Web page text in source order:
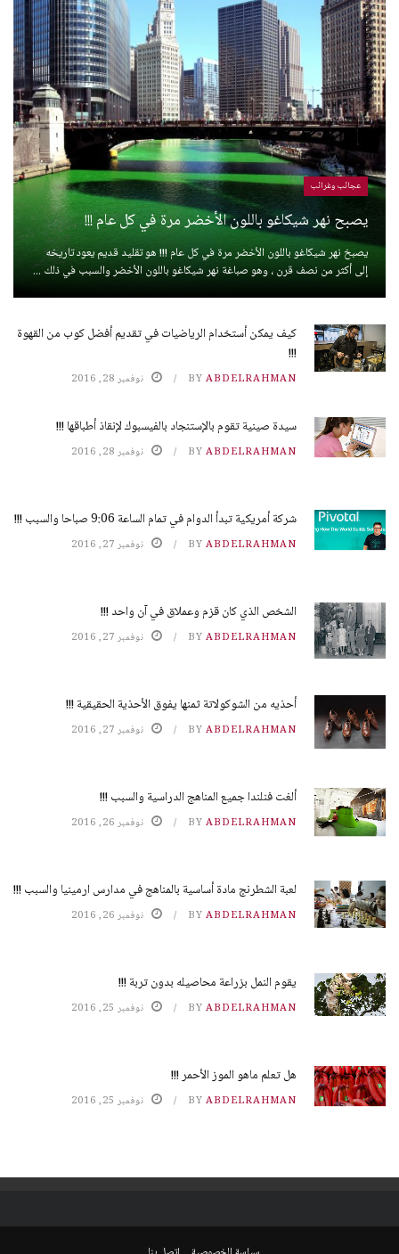
عجائب وغرائب
يصبح نهر شيكاغو باللون الأخضر مرة في كل عام !!!
يصبخ نهر شيكاغو باللون الأخضر مرة في كل عام !!! هو تقليد قديم يعود تاريخه
إلى أكثر من نصف قرن ، وهو صباغة نهر شيكاغو باللون الأخضر والسبب في ذلك ...
كيف يمكن أستخدام الرياضيات في تقديم أفضل كوب من القهوة
!!!
BY ABDELRAHMAN نوفمبر 28, 2016
سيدة صينية تقوم بالإستنجاد بالفيسبوك لإنقاذ أطباقها !!!
BY ABDELRAHMAN نوفمبر 28, 2016
شركة أمريكية تبدأ الدوام في تمام الساعة 9:06 صباحا والسبب !!!
BY ABDELRAHMAN نوفمبر 27, 2016
الشخص الذي كان قزم وعملاق في آن واحد !!!
BY ABDELRAHMAN نوفمبر 27, 2016
أحذيه من الشوكولاتة ثمنها يفوق الأحذية الحقيقية !!!
BY ABDELRAHMAN نوفمبر 27, 2016
ألغت فنلندا جميع المناهج الدراسية والسبب !!!
BY ABDELRAHMAN نوفمبر 26, 2016
لعبة الشطرنج مادة أساسية بالمناهج في مدارس ارمينيا والسبب !!!
BY ABDELRAHMAN نوفمبر 26, 2016
يقوم النمل بزراعة محاصيله بدون تربة !!!
BY ABDELRAHMAN نوفمبر 25, 2016
هل تعلم ماهو الموز الأحمر !!!
BY ABDELRAHMAN نوفمبر 25, 2016